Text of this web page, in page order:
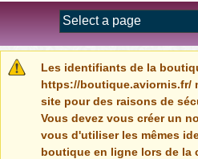
Message
Les identifiants de la
https://boutique.aviornis.fr/
site pour des raisons de
Vous devez vous créer un
vous d'utiliser les mêmes
boutique en ligne lors de la